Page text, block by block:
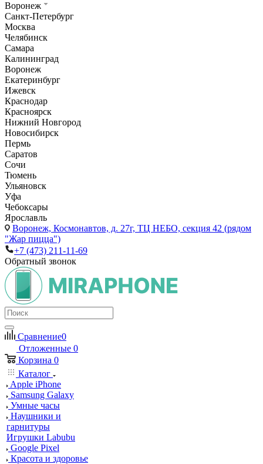
Воронеж
Санкт-Петербург
Москва
Челябинск
Самара
Калининград
Воронеж
Екатеринбург
Ижевск
Краснодар
Красноярск
Нижний Новгород
Новосибирск
Пермь
Саратов
Сочи
Тюмень
Ульяновск
Уфа
Чебоксары
Ярославль
Воронеж, Космонавтов, д. 27г, ТЦ НЕБО, секция 42 (рядом
"Жар пицца")
+7 (473) 211-11-69
Обратный звонок
Сравнение0
Отложенные 0
Корзина 0
Каталог
Apple iPhone
Samsung Galaxy
Умные часы
Наушники и
гарнитуры
Игрушки Labubu
Google Pixel
Красота и здоровье